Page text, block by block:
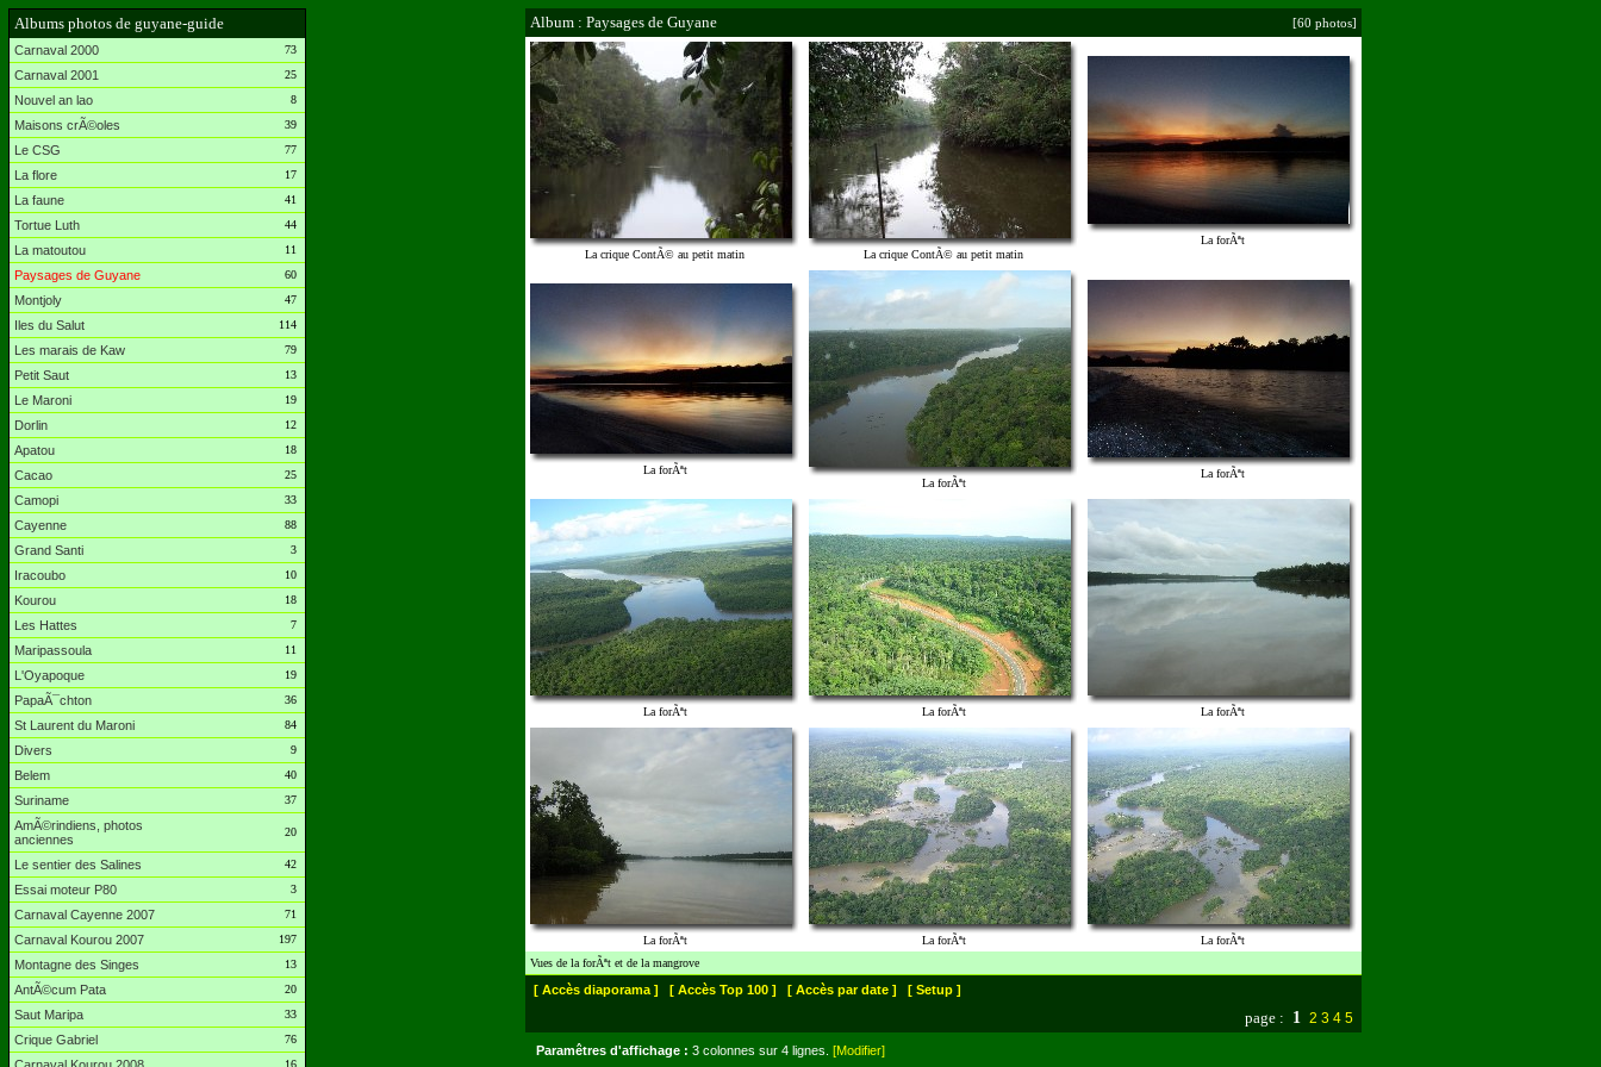
Albums photos de guyane-guide
Carnaval 2000 73
Carnaval 2001 25
Nouvel an lao 8
Maisons crÃ©oles 39
Le CSG 77
La flore 17
La faune 41
Tortue Luth 44
La matoutou 11
Paysages de Guyane 60
Montjoly 47
Iles du Salut 114
Les marais de Kaw 79
Petit Saut 13
Le Maroni 19
Dorlin 12
Apatou 18
Cacao 25
Camopi 33
Cayenne 88
Grand Santi 3
Iracoubo 10
Kourou 18
Les Hattes 7
Maripassoula 11
L'Oyapoque 19
PapaÃ¯chton 36
St Laurent du Maroni 84
Divers 9
Belem 40
Suriname 37
AmÃ©rindiens, photos
anciennes
20
Le sentier des Salines 42
Essai moteur P80 3
Carnaval Cayenne 2007 71
Carnaval Kourou 2007 197
Montagne des Singes 13
AntÃ©cum Pata 20
Saut Maripa 33
Crique Gabriel 76
16
Album : Paysages de Guyane [60 photos]
La crique ContÃ© au petit matin La crique ContÃ© au petit matin
La forÃªt
La forÃªt
La forÃªt
La forÃªt
La forÃªt La forÃªt La forÃªt
La forÃªt La forÃªt
La forÃªt
Vues de la forÃªt et de la mangrove
[ Accès diaporama ] [ Accès Top 100 ] [ Accès par date ] [ Setup ]
page : 1 2 3 4 5
Paramêtres d'affichage : 3 colonnes sur 4 lignes. [Modifier]